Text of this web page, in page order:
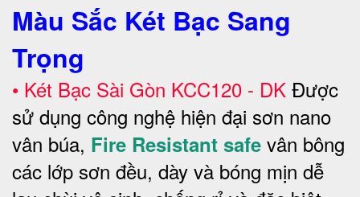
Màu Sắc Két Bạc Sang
Trọng
• Két Bạc Sài Gòn KCC120 - DK Được
sử dụng công nghệ hiện đại sơn nano
vân búa, Fire Resistant safe vân bông
các lớp sơn đều, dày và bóng mịn dễ